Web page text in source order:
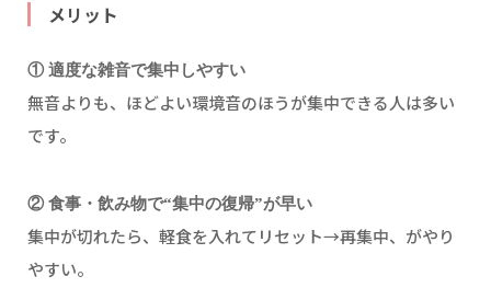
メリット
① 適度な雑音で集中しやすい
無音よりも、ほどよい環境音のほうが集中できる人は多い
です。
② 食事・飲み物で“集中の復帰”が早い
集中が切れたら、軽食を入れてリセット→再集中、がやり
やすい。